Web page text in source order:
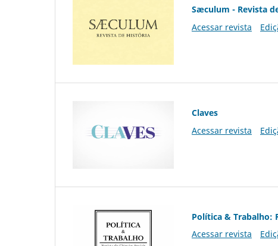
Sæculum - Revista
Acessar revista
Claves
Acessar revista
Política & Trabalho:
Acessar revista